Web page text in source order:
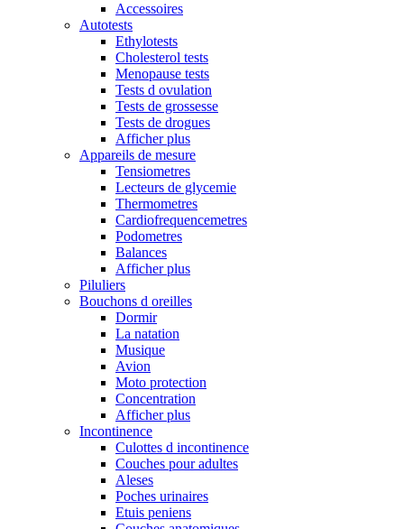
Accessoires
Autotests
Ethylotests
Cholesterol tests
Menopause tests
Tests d ovulation
Tests de grossesse
Tests de drogues
Afficher plus
Appareils de mesure
Tensiometres
Lecteurs de glycemie
Thermometres
Cardiofrequencemetres
Podometres
Balances
Afficher plus
Piluliers
Bouchons d oreilles
Dormir
La natation
Musique
Avion
Moto protection
Concentration
Afficher plus
Incontinence
Culottes d incontinence
Couches pour adultes
Aleses
Poches urinaires
Etuis peniens